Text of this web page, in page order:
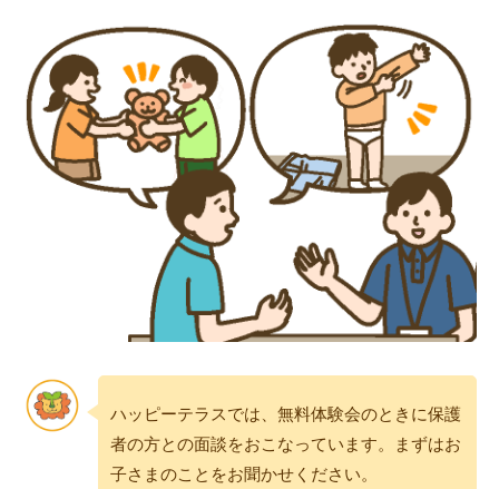
ハッピーテラスでは、無料体験会のときに保護
者の方との面談をおこなっています。まずはお
子さまのことをお聞かせください。